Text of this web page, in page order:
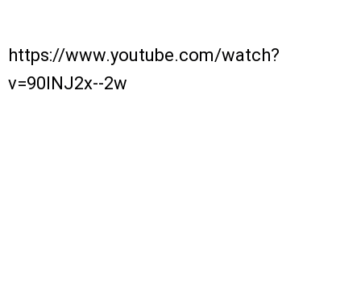
https://www.youtube.com/watch?
v=90lNJ2x--2w